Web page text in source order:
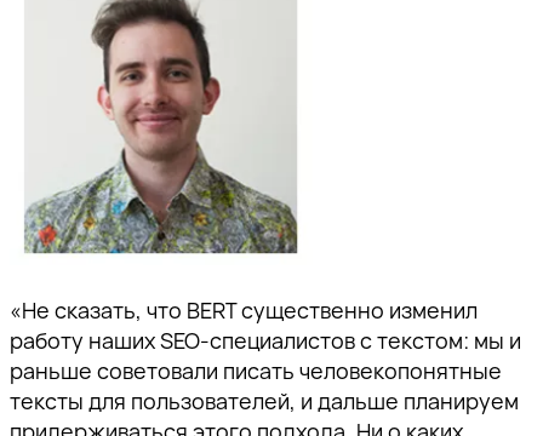
«Не сказать, что BERT существенно изменил
работу наших SEO-специалистов с текстом: мы и
раньше советовали писать человекопонятные
тексты для пользователей, и дальше планируем